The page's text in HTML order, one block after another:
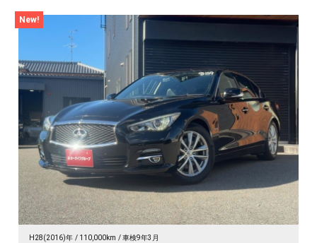
New!
H28(2016)年 110,000km 車検9年3月